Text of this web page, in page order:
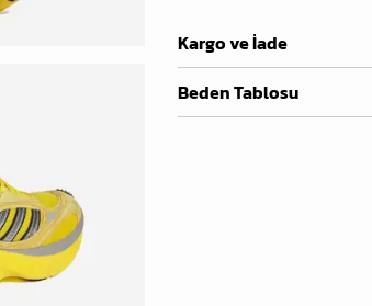
Kargo ve İade
Beden Tablosu